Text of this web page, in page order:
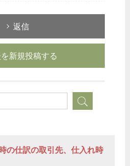
返信
新規投稿する
の仕訳の取引先、仕入れ時
ーに投稿しますか？
さい